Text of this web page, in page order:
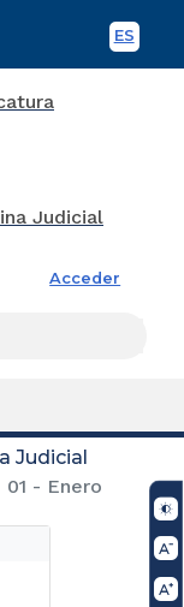
ES
Acceder
Judicial
01 - Enero